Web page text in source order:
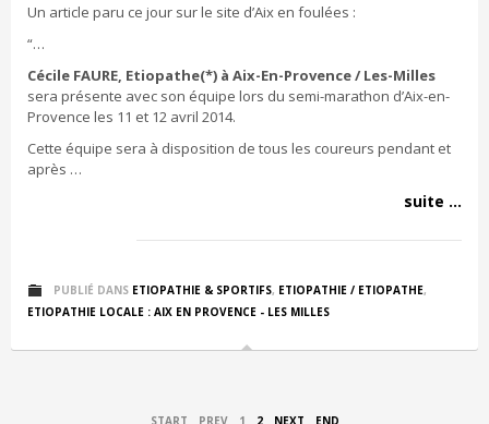
Un article paru ce jour sur le site d’Aix en foulées :
“…
Cécile FAURE, Etiopathe(*) à Aix-En-Provence / Les-Milles
sera présente avec son équipe lors du semi-marathon d’Aix-en-
Provence les 11 et 12 avril 2014.
Cette équipe sera à disposition de tous les coureurs pendant et
après …
suite ...
PUBLIÉ DANS ETIOPATHIE & SPORTIFS, ETIOPATHIE / ETIOPATHE,
ETIOPATHIE LOCALE : AIX EN PROVENCE - LES MILLES
START PREV 1 2 NEXT
END